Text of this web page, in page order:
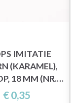
IMITATIE
(KARAMEL),
18 MM (NR.
709)
€ 0,35